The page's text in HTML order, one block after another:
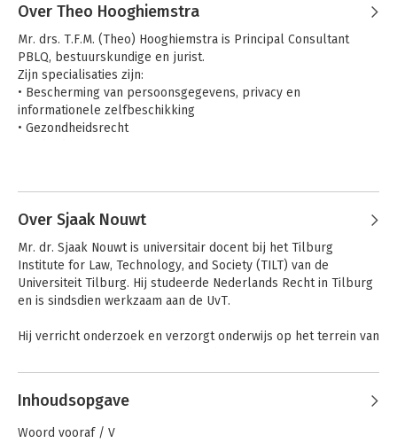
Over Theo Hooghiemstra
Mr. drs. T.F.M. (Theo) Hooghiemstra is Principal Consultant
PBLQ, bestuurskundige en jurist.
Zijn specialisaties zijn:
• Bescherming van persoonsgegevens, privacy en
informationele zelfbeschikking
• Gezondheidsrecht
• Informationele zelfbeschikking in de zorg, Idee, oktober 2017
• Sdu Commentaar Wet bescherming persoonsgegevens juli
2017 (samen met Sjaak Nouwt)
• Beveiliging van patientgegevens bij zorginstellingen,
• Zo krijgt u grip op privacy, iBestuur, oktober 2016
Over Sjaak Nouwt
Mr. dr. Sjaak Nouwt is universitair docent bij het Tilburg
Institute for Law, Technology, and Society (TILT) van de
Universiteit Tilburg. Hij studeerde Nederlands Recht in Tilburg
en is sindsdien werkzaam aan de UvT.
Hij verricht onderzoek en verzorgt onderwijs op het terrein van
persoonsgegevens. Hij verzorgt ook onderwijs op het gebied
Sjaak Nouwt heeft diverse publicaties op zijn naam staan. Hij is
Inhoudsopgave
Woord vooraf / V